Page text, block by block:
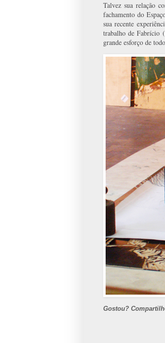
Talvez sua relação
fachamento do
sua recente
trabalho de Fabrício
grande esforço de
Gostou?